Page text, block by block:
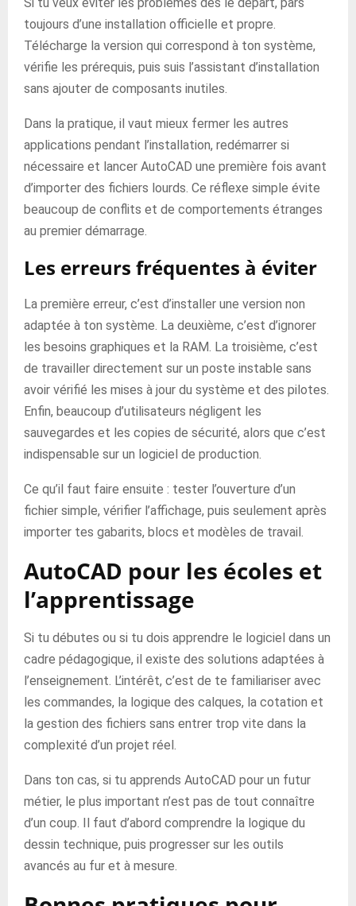
toujours d’une installation officielle et propre.
Télécharge la version qui correspond à ton système,
vérifie les prérequis, puis suis l’assistant d’installation
sans ajouter de composants inutiles.
Dans la pratique, il vaut mieux fermer les autres
applications pendant l’installation, redémarrer si
nécessaire et lancer AutoCAD une première fois avant
d’importer des fichiers lourds. Ce réflexe simple évite
beaucoup de conflits et de comportements étranges
au premier démarrage.
Les erreurs fréquentes à éviter
La première erreur, c’est d’installer une version non
adaptée à ton système. La deuxième, c’est d’ignorer
les besoins graphiques et la RAM. La troisième, c’est
de travailler directement sur un poste instable sans
avoir vérifié les mises à jour du système et des pilotes.
Enfin, beaucoup d’utilisateurs négligent les
sauvegardes et les copies de sécurité, alors que c’est
indispensable sur un logiciel de production.
Ce qu’il faut faire ensuite : tester l’ouverture d’un
fichier simple, vérifier l’affichage, puis seulement après
importer tes gabarits, blocs et modèles de travail.
AutoCAD pour les écoles et
l’apprentissage
Si tu débutes ou si tu dois apprendre le logiciel dans un
cadre pédagogique, il existe des solutions adaptées à
l’enseignement. L’intérêt, c’est de te familiariser avec
les commandes, la logique des calques, la cotation et
la gestion des fichiers sans entrer trop vite dans la
complexité d’un projet réel.
Dans ton cas, si tu apprends AutoCAD pour un futur
métier, le plus important n’est pas de tout connaître
d’un coup. Il faut d’abord comprendre la logique du
dessin technique, puis progresser sur les outils
avancés au fur et à mesure.